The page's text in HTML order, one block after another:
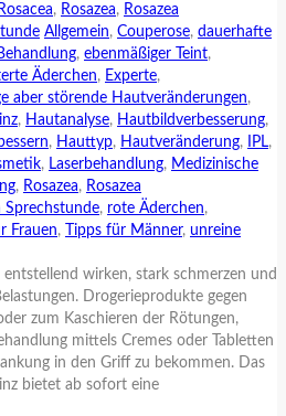
Rosacea, Rosazea, Rosazea
Allgemein, Couperose, dauerhafte
, ebenmäßiger Teint,
Äderchen, Experte,
aber störende Hautveränderungen,
, Hautanalyse, Hautbildverbesserung,
, Hauttyp, Hautveränderung, IPL,
, Laserbehandlung, Medizinische
, Rosazea, Rosazea
Sprechstunde, rote Äderchen,
Frauen, Tipps für Männer, unreine
entstellend wirken, stark schmerzen und
Drogerieprodukte gegen
zum Kaschieren der Rötungen,
mittels Cremes oder Tabletten
in den Griff zu bekommen. Das
bietet ab sofort eine